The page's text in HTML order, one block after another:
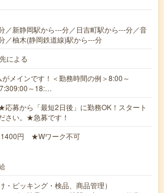
／新静岡駅から---分／日吉町駅から---分／音
／柚木(静岡鉄道線)駅から---分
による
メインです！＜勤務時間の例＞8:00～
～18:…
募から「最短2日後」に勤務OK！スタート
さい。★急募です！
1400円 ★Wワーク不可
・ピッキング・検品、商品管理）